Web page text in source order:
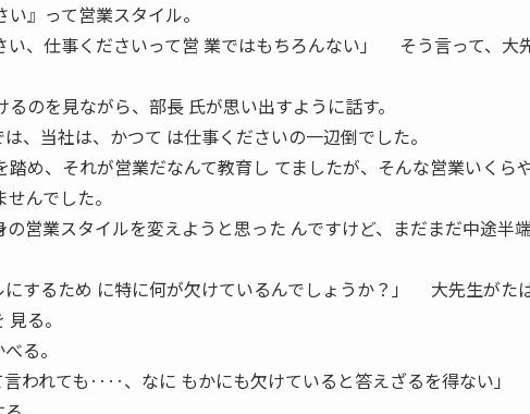
』って営業スタイル。
い、仕事くださいって営 業ではもちろんない」 そう言って、大
のを見ながら、部長 氏が思い出すように話す。
、当社は、かつて は仕事くださいの一辺倒でした。
踏め、それが営業だなんて教育し てましたが、そんな営業いくら
んでした。
の営業スタイルを変えようと思った んですけど、まだまだ中途半
するため に特に何が欠けているんでしょうか？」 大先生がた
る。
る。
言われても‥‥、なに もかにも欠けていると答えざるを得ない